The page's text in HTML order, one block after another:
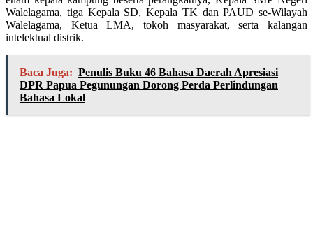
Walelagama, tiga Kepala SD, Kepala TK dan PAUD se-Wilayah
Walelagama, Ketua LMA, tokoh masyarakat, serta kalangan
intelektual distrik.
Baca Juga: Penulis Buku 46 Bahasa Daerah Apresiasi
DPR Papua Pegunungan Dorong Perda Perlindungan
Bahasa Lokal